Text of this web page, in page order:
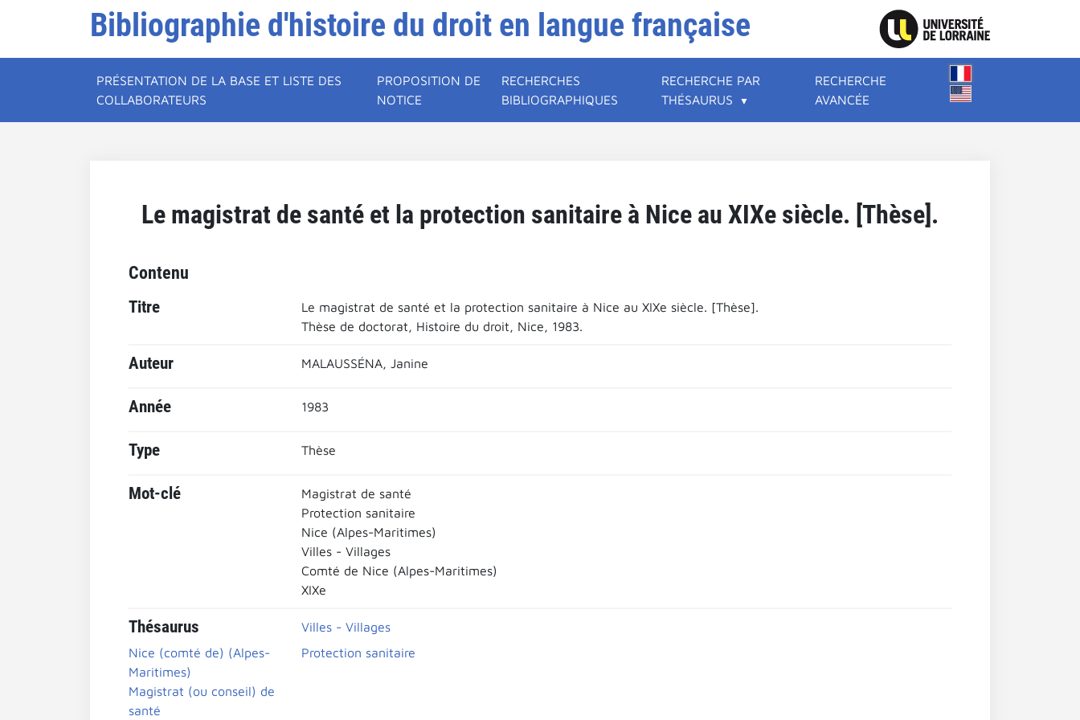
Bibliographie d'histoire du droit en langue française
PRÉSENTATION DE LA BASE ET LISTE DES
COLLABORATEURS
PROPOSITION DE
NOTICE
RECHERCHES
BIBLIOGRAPHIQUES
RECHERCHE PAR
THÉSAURUS
RECHERCHE
AVANCÉE
Le magistrat de santé et la protection sanitaire à Nice au XIXe siècle. [Thèse].
Contenu
Titre
Le magistrat de santé et la protection sanitaire à Nice au XIXe siècle. [Thèse].
Thèse de doctorat, Histoire du droit, Nice, 1983.
Auteur MALAUSSÉNA, Janine
Année 1983
Type Thèse
Mot-clé
Magistrat de santé
Protection sanitaire
Nice (Alpes-Maritimes)
Villes - Villages
Comté de Nice (Alpes-Maritimes)
XIXe
Thésaurus
Villes - Villages
Nice (comté de) (Alpes-
Maritimes)
Protection sanitaire
Magistrat (ou conseil) de
santé